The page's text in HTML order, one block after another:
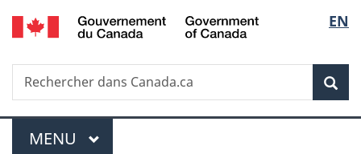
Passer
au
principal
Passer
à
Au
du
Passer
à
version
simplifiée
de
la
EN
Recherche
Rechercher
dans
Menu
MENU PRINCIPAL